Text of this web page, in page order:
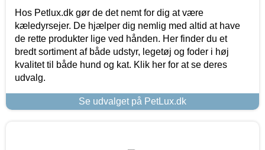
Hos Petlux.dk gør de det nemt for dig at være
kæledyrsejer. De hjælper dig nemlig med altid at have
de rette produkter lige ved hånden. Her finder du et
bredt sortiment af både udstyr, legetøj og foder i høj
kvalitet til både hund og kat. Klik her for at se deres
udvalg.
Se udvalget på PetLux.dk